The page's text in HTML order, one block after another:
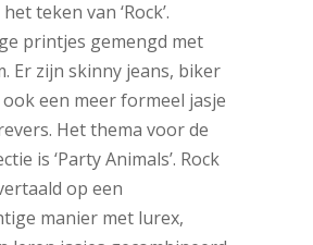
teken van ‘Rock’.
printjes gemengd met
Er zijn skinny jeans, biker
een meer formeel jasje
Het thema voor de
is ‘Party Animals’. Rock
op een
manier met lurex,